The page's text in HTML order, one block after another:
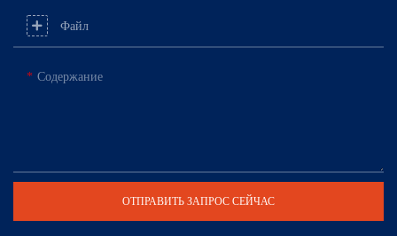
Файл
Содержание
ОТПРАВИТЬ ЗАПРОС СЕЙЧАС